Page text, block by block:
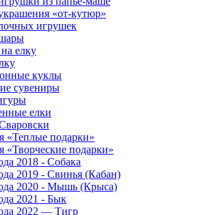
«от-кутюр»
игрушек
елку
куклы
сувениры
елки
«Теплые подарки»
«Творческие подарки»
2018 - Собака
2019 - Свинья (Кабан)
2020 - Мышь (Крыса)
2021 - Бык
2022 — Тигр